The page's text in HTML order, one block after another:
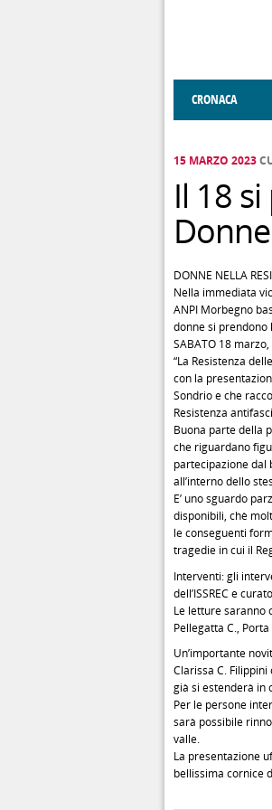
CRONACA
15 MARZO 2023
Il 18
DONNE NELLA
Nella immediata
ANPI Morbegno
donne si prendono
SABATO 18
“La Resistenza
con la
Sondrio e che
Resistenza
Buona parte della
che riguardano
partecipazione dal
all’interno dello
E’ uno sguardo
disponibili, chè
le conseguenti
tragedie in cui il
Interventi: gli
dell’ISSREC e
Le letture saranno
Pellegatta C.,
Un’importante
Clarissa C.
già si estenderà in
Per le persone
sarà possibile
valle.
La presentazione
bellissima cornice